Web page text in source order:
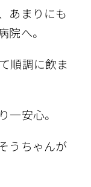
あまりにも
へ。
順調に飲ま
一安心。
うちゃんが